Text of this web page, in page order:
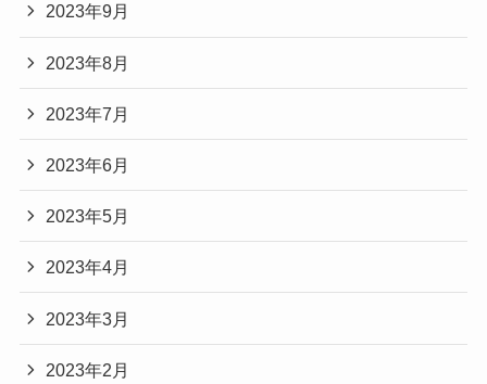
2023年9月
2023年8月
2023年7月
2023年6月
2023年5月
2023年4月
2023年3月
2023年2月